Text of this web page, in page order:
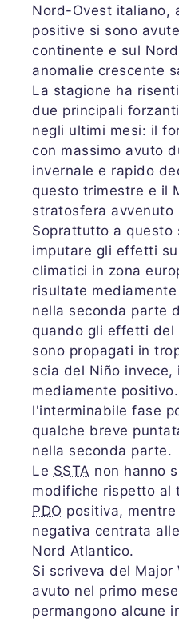
Nord-Ovest italiano,
positive si sono
continente e sul
anomalie crescente
La stagione ha
due principali
negli ultimi mesi: il
con massimo avuto
invernale e rapido
questo trimestre e il
stratosfera avvenuto
Soprattutto a questo
imputare gli effetti
climatici in zona
risultate
nella seconda parte
quando gli effetti del
sono propagati in
scia del Niño invece,
mediamente
l'interminabile fase
qualche breve
nella seconda parte.
Le SSTA non hanno
modifiche rispetto al
PDO positiva,
negativa centrata
Nord Atlantico.
Si scriveva del Major
avuto nel primo
permangono alcune